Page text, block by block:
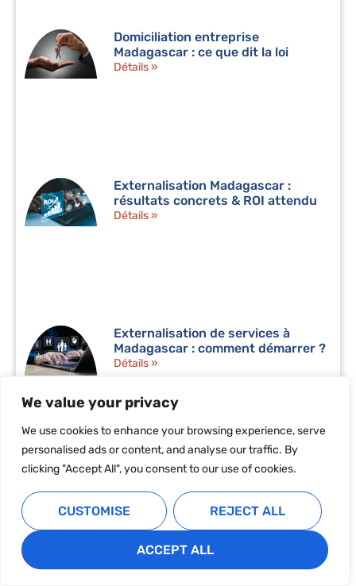
We value your privacy
We use cookies to enhance your browsing experience, serve
personalised ads or content, and analyse our traffic. By
clicking "Accept All", you consent to our use of cookies.
CUSTOMISE REJECT ALL
ACCEPT ALL
Domiciliation entreprise
Madagascar : ce que dit la loi
Détails »
Externalisation Madagascar :
résultats concrets & ROI attendu
Détails »
Externalisation de services à
Madagascar : comment démarrer ?
Détails »
guide complet en 10 étapes
Détails »